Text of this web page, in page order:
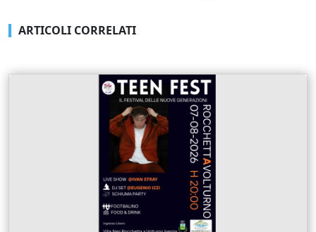
ARTICOLI CORRELATI